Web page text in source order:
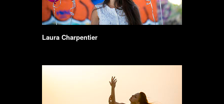
Laura Charpentier